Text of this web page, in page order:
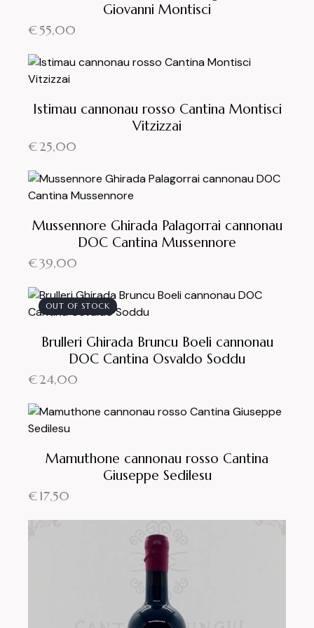
Giovanni Montisci
€55,00
Istimau cannonau rosso Cantina Montisci
Vitzizzai
€25,00
Mussennore Ghirada Palagorrai cannonau
DOC Cantina Mussennore
€39,00
OUT OF STOCK
Brulleri Ghirada Bruncu Boeli cannonau
DOC Cantina Osvaldo Soddu
€24,00
Mamuthone cannonau rosso Cantina
Giuseppe Sedilesu
€17,50